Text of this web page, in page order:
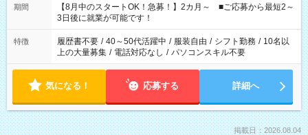
「できれば残業はしたくない」 など、ご希望を教えてください
ね。 ※Wワーク希望の方へ 今ご覧のお仕事で希望する勤務時間
と、もう1つのお仕事の勤務時間。 合計で週40時間を超える場
合は応募できません。
期間
【8月中のスタートOK！急募！】2カ月～ ■ご応募から最短2～
3日後に就業が可能です！
特徴 履歴書不要 / 40～50代活躍中 / 服装自由 / シフト勤務 / 10名以
上の大量募集 / 電話対応なし / パソコンスキル不要
気になる！ 応募する 詳細へ
掲載日：2026.08.04